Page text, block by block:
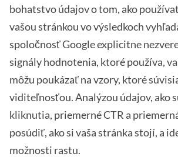
bohatstvo údajov o tom, ako
vašou stránkou vo výsledkoch
spoločnosť Google explicitne
signály hodnotenia, ktoré používa,
môžu poukázať na vzory, ktoré
viditeľnosťou. Analýzou údajov, ako
kliknutia, priemerné CTR a
posúdiť, ako si vaša stránka stojí, a
možnosti rastu.